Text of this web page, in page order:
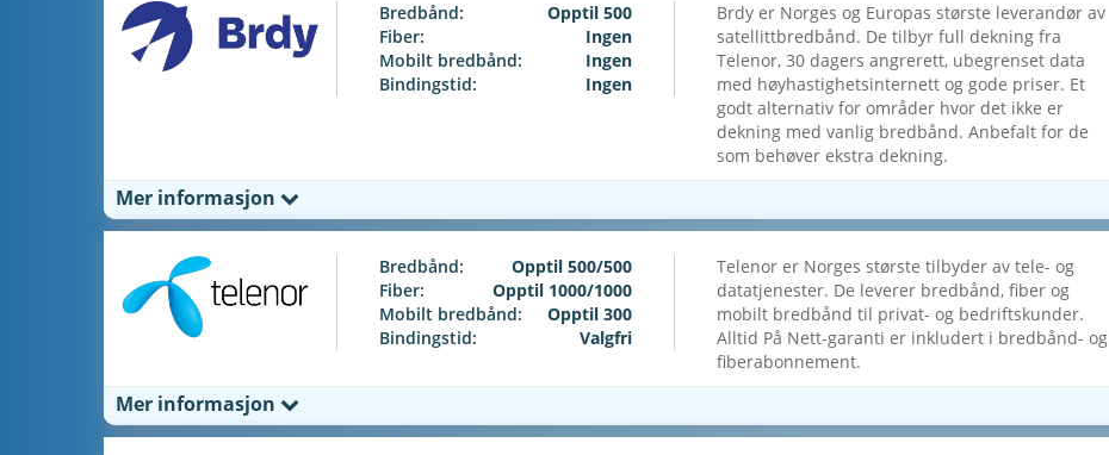
Bredbånd:
Opptil 500
Fiber:
Ingen
Mobilt bredbånd:
Ingen
Bindingstid:
Ingen
Brdy er Norges og Europas største leverandør av
satellittbredbånd. De tilbyr full dekning fra
Telenor, 30 dagers angrerett, ubegrenset data
med høyhastighetsinternett og gode priser. Et
godt alternativ for områder hvor det ikke er
dekning med vanlig bredbånd. Anbefalt for de
som behøver ekstra dekning.
Mer informasjon
Bredbånd:
Opptil 500/500
Fiber:
Opptil 1000/1000
Mobilt bredbånd:
Opptil 300
Bindingstid:
Valgfri
Telenor er Norges største tilbyder av tele- og
datatjenester. De leverer bredbånd, fiber og
mobilt bredbånd til privat- og bedriftskunder.
Alltid På Nett-garanti er inkludert i bredbånd- og
fiberabonnement.
Mer informasjon